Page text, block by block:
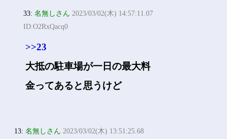
33:名無しさん 2023/03/02(木) 14:57:11.07
ID:O2RxQacq0
>>23
大抵の駐車場が一日の最大料
金ってあると思うけど
13:名無しさん 2023/03/02(木) 13:51:25.68